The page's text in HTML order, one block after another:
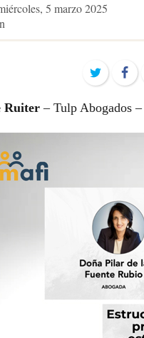
5 marzo 2025
Twitter
Ruiter– Tulp Abogados